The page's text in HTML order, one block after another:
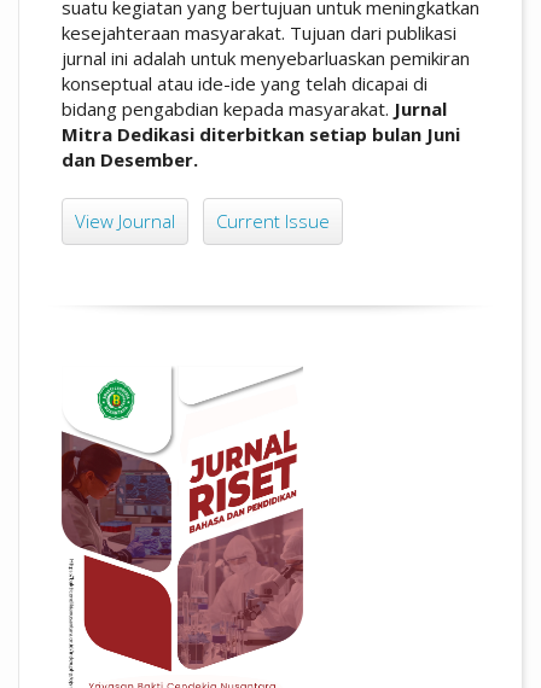
suatu kegiatan yang bertujuan untuk meningkatkan
kesejahteraan masyarakat. Tujuan dari publikasi
jurnal ini adalah untuk menyebarluaskan pemikiran
konseptual atau ide-ide yang telah dicapai di
bidang pengabdian kepada masyarakat. Jurnal
Mitra Dedikasi diterbitkan setiap bulan Juni
dan Desember.
View Journal Current Issue